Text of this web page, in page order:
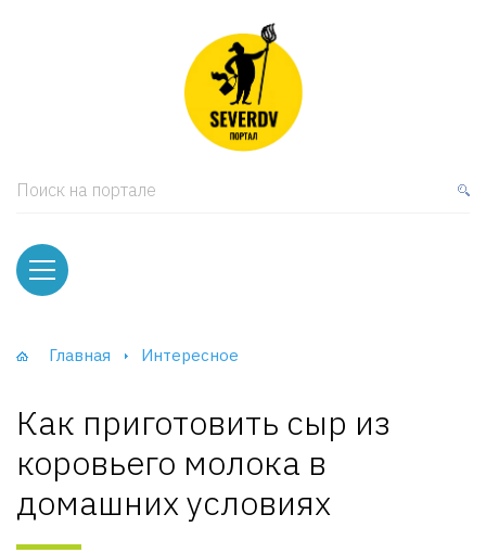
Поиск на портале
Главная Интересное
Как приготовить сыр из
коровьего молока в
домашних условиях
и тумбы